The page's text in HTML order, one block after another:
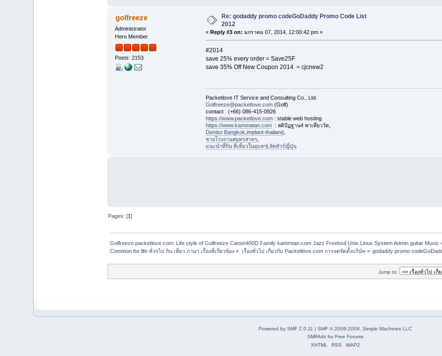
golfreeze
Administrator
Hero Member
Posts: 2153
Re: godaddy promo codeGoDaddy Promo Code List
2012
« Reply #3 on: มกราคม 07, 2014, 12:00:42 pm »
#2014
save 25% every order = Save25F
save 35% Off New Coupon 2014 = cjcnew2
Packetlove IT Service and Consulting Co., Ltd.
Golfreeze@packetlove.com(Golf)
contact : (+66) 086-415-0926
https://www.packetlove.com: stable web hosting
https://www.kammatan.com: สติปัฏฐาน4 พาเที่ยววัด,
Dentist Bangkok implant-thailand,
ขายโรงงานสมุทรสาคร,
แนะนำที่กิน ที่เที่ยวในอุบลฯ|, จัดทัวร์ญี่ปุ่น
Pages: [1]
Golfreeze.packetlove.com: Life style of Golfreeze Canon400D Family kammtan.com Jazz Freebsd Unix Linux System Admin guitar Music
Common for life ทั่วๆไป กิน เที่ยว ภาษา เรื่องที่เกี่ยวข้อง » เรื่องทั่วไป เกี่ยวกับ Packetlove.com การจดจัดตั้งบริษัท» godaddy promo
Jump to:
Powered by SMF 2.0.11 | SMF © 2006-2009, Simple Machines LLC
SMFAdsforFree Forums
XHTML
RSS WAP2